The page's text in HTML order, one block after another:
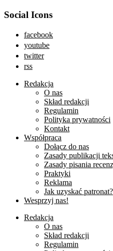
Social Icons
facebook
youtube
twitter
rss
Redakcja
O nas
Skład redakcji
Regulamin
Polityka prywatności
Kontakt
Współpraca
Dołącz do nas
Zasady publikacji
Zasady pisania
Praktyki
Reklama
Jak uzyskać patronat?
Wesprzyj nas!
Redakcja
O nas
Skład redakcji
Regulamin